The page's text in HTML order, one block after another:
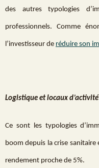
des autres typologies
professionnels. Comme
l’investisseur de réduire son
Logistique et locaux d’activité
Ce sont les typologies
boom depuis la crise sanitaire
rendement proche de 5%.